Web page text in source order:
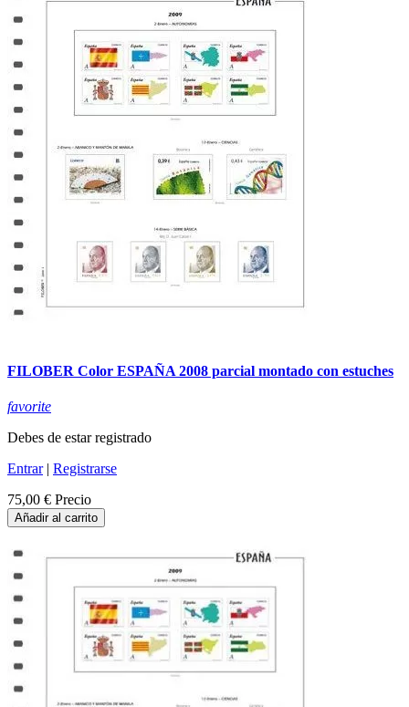
FILOBER Color ESPAÑA 2008 parcial montado con estuches
favorite
Debes de estar registrado
Entrar| Registrarse
75,00 € Precio
Añadir al carrito